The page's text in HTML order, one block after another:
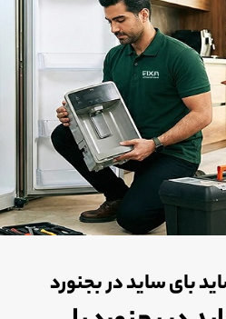
بای ساید در بجنورد